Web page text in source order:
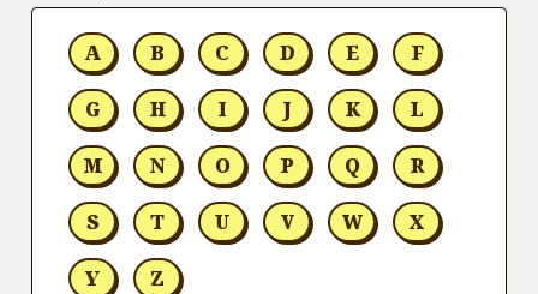
A B C D E F
G H I J K L
M N O P Q R
S T U V W X
Y Z